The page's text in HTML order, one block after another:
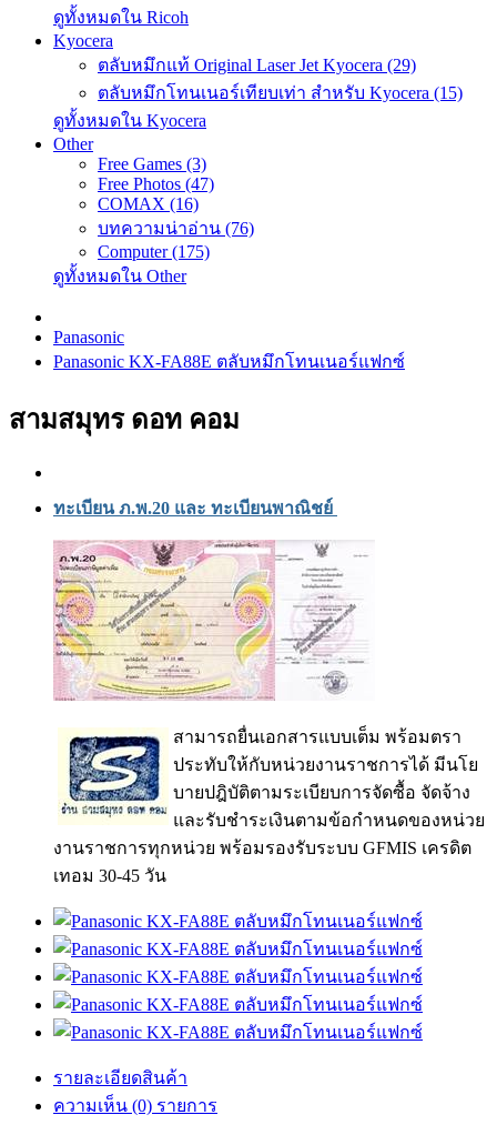
ดูทั้งหมดใน Ricoh
Kyocera
ตลับหมึกแท้ Original Laser Jet Kyocera (29)
ตลับหมึกโทนเนอร์เทียบเท่า สำหรับ Kyocera (15)
ดูทั้งหมดใน Kyocera
Other
Free Games (3)
Free Photos (47)
COMAX (16)
บทความน่าอ่าน (76)
Computer (175)
ดูทั้งหมดใน Other
Panasonic
Panasonic KX-FA88E ตลับหมึกโทนเนอร์แฟกซ์
สามสมุทร ดอท คอม
ทะเบียน ภ.พ.20 และ ทะเบียนพาณิชย์
สามารถยื่นเอกสารแบบเต็ม พร้อมตรา
ประทับให้กับหน่วยงานราชการได้ มีนโย
บายปฎิบัติตามระเบียบการจัดซื้อ จัดจ้าง
และรับชำระเงินตามข้อกำหนดของหน่วย
งานราชการทุกหน่วย พร้อมรองรับระบบ GFMIS เครดิต
เทอม 30-45 วัน
รายละเอียดสินค้า
ความเห็น (0) รายการ